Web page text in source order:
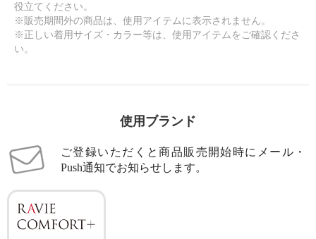
役立てください。
※販売期間外の商品は、使用アイテムに表示されません。
※正しい着用サイズ・カラー等は、使用アイテムをご確認くださ
い。
使用ブランド
ご登録いただくと商品販売開始時にメール・
Push通知でお知らせします。